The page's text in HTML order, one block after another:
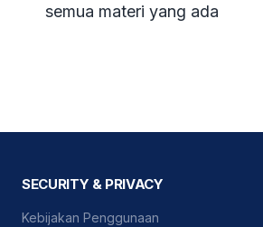
semua materi yang ada
SECURITY & PRIVACY
Kebijakan Penggunaan